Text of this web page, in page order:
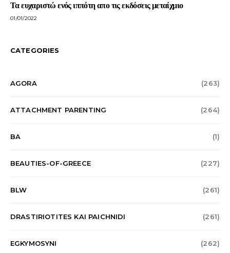
Τα ευχαριστώ ενός ιππότη απο τις εκδόσεις μεταίχμιο
01/01/2022
CATEGORIES
AGORA (263)
ATTACHMENT PARENTING (264)
BA (1)
BEAUTIES-OF-GREECE (227)
BLW (261)
DRASTIRIOTITES KAI PAICHNIDI (261)
EGKYMOSYNI (262)